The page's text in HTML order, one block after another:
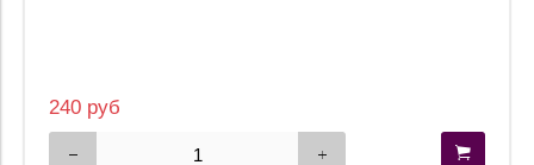
240 руб